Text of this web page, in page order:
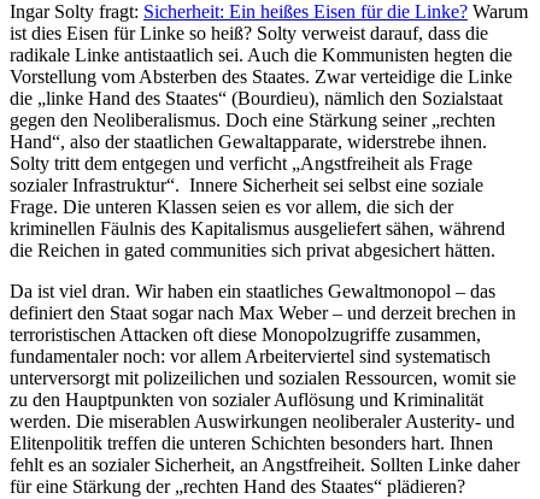
Ingar Solty fragt: Sicherheit: Ein heißes Eisen für die Linke? Warum
ist dies Eisen für Linke so heiß? Solty verweist darauf, dass die
radikale Linke antistaatlich sei. Auch die Kommunisten hegten die
Vorstellung vom Absterben des Staates. Zwar verteidige die Linke
die „linke Hand des Staates“ (Bourdieu), nämlich den Sozialstaat
gegen den Neoliberalismus. Doch eine Stärkung seiner „rechten
Hand“, also der staatlichen Gewaltapparate, widerstrebe ihnen.
Solty tritt dem entgegen und verficht „Angstfreiheit als Frage
sozialer Infrastruktur“. Innere Sicherheit sei selbst eine soziale
Frage. Die unteren Klassen seien es vor allem, die sich der
kriminellen Fäulnis des Kapitalismus ausgeliefert sähen, während
die Reichen in gated communities sich privat abgesichert hätten.
Da ist viel dran. Wir haben ein staatliches Gewaltmonopol – das
definiert den Staat sogar nach Max Weber – und derzeit brechen in
terroristischen Attacken oft diese Monopolzugriffe zusammen,
fundamentaler noch: vor allem Arbeiterviertel sind systematisch
unterversorgt mit polizeilichen und sozialen Ressourcen, womit sie
zu den Hauptpunkten von sozialer Auflösung und Kriminalität
werden. Die miserablen Auswirkungen neoliberaler Austerity- und
Elitenpolitik treffen die unteren Schichten besonders hart. Ihnen
fehlt es an sozialer Sicherheit, an Angstfreiheit. Sollten Linke daher
für eine Stärkung der „rechten Hand des Staates“ plädieren?